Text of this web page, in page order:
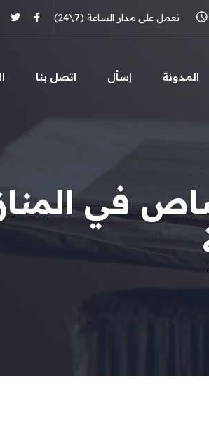
نعمل على مدار الساعة (7\24)
المـدونة إسأل اتصل بنا
في